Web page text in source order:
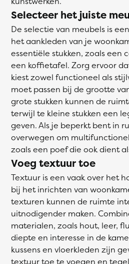
Selecteer het juiste
De selectie van meubels is
het aankleden van je
essentiële stukken, zoals een
een koffietafel. Zorg ervoor
kiest zowel functioneel als
moet passen bij de grootte
grote stukken kunnen de
terwijl te kleine stukken een
geven. Als je beperkt bent in
overwegen om
zoals een poef die ook dient
Voeg textuur toe
Textuur is een vaak over het
bij het inrichten van
texturen kunnen de ruimte
uitnodigender maken.
materialen, zoals hout, leer,
diepte en interesse in de
kussens en vloerkleden zijn
textuur toe te voegen en